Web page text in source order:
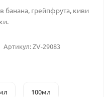
банана, грейпфрута, киви
Артикул:ZV-29083
100мл